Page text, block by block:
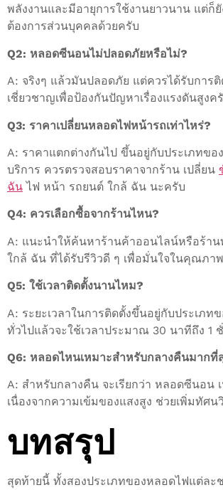
พลังงานและมีอายุการใช้งานยาวนาน แต่ก็
ต้องการส่วนบุคคลด้วยครับ
Q2: หลอดซีนอนไม่ปลอดภัยหรือไม่?
A: จริงๆ แล้วมันปลอดภัย แต่ควรได้รับการติ
เชี่ยวชาญเพื่อป้องกันปัญหาเรื่องแรงดันสูงค
Q3: ราคาเปลี่ยนหลอดไฟหน้ารถเท่าไหร่?
A: ราคาแตกต่างกันไป ขึ้นอยู่กับประเภทข
บริการ ควรตรวจสอบราคาจากร้าน เปลี่ยน
ฉัน ไฟ หน้า รถยนต์ ใกล้ ฉัน นะครับ
Q4: ควรเลือกซื้อจากร้านไหน?
A: แนะนำให้ค้นหาร้านค้าออนไลน์หรือร้า
ใกล้ ฉัน ที่ได้รับรีวิวดี ๆ เพื่อมั่นใจในคุณภา
Q5: ใช้เวลาติดตั้งนานไหม?
A: ระยะเวลาในการติดตั้งขึ้นอยู่กับประเภท
ทั่วไปแล้วจะใช้เวลาประมาณ 30 นาทีถึง 1
Q6: หลอดไหนเหมาะสำหรับกลางคืนมากที่
A: สำหรับกลางคืน จะเรียกว่า หลอดซีนอน
เนื่องจากความเข้มของแสงสูง ช่วยเพิ่มทัศน
บทสรุป
สุดท้ายนี้ ทั้งสองประเภทของหลอดไฟแต่ล